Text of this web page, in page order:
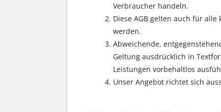
Verbraucher handeln.
Diese AGB gelten auch für
werden.
Abweichende,
Geltung ausdrücklich in
Leistungen vorbehaltlos
Unser Angebot richtet sich